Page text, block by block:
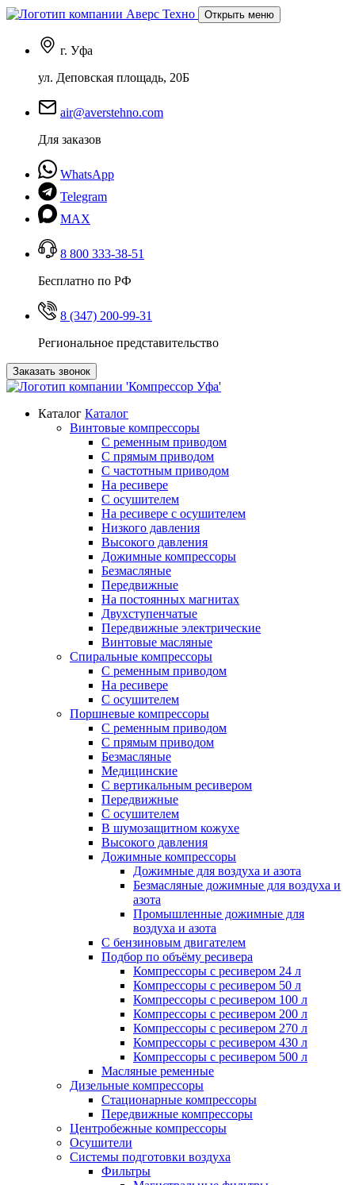
Открыть меню
г. Уфа
ул. Деповская площадь, 20Б
air@averstehno.com
Для заказов
WhatsApp
Telegram
MAX
8 800 333-38-51
Бесплатно по РФ
8 (347) 200-99-31
Региональное представительство
Заказать звонок
Каталог Каталог
Винтовые компрессоры
С ременным приводом
С прямым приводом
С частотным приводом
На ресивере
С осушителем
На ресивере с осушителем
Низкого давления
Высокого давления
Дожимные компрессоры
Безмасляные
Передвижные
На постоянных магнитах
Двухступенчатые
Передвижные электрические
Винтовые масляные
Спиральные компрессоры
С ременным приводом
На ресивере
С осушителем
Поршневые компрессоры
С ременным приводом
С прямым приводом
Безмасляные
Медицинские
С вертикальным ресивером
Передвижные
С осушителем
В шумозащитном кожухе
Высокого давления
Дожимные компрессоры
Дожимные для воздуха и азота
Безмасляные дожимные для воздуха и
азота
Промышленные дожимные для
воздуха и азота
С бензиновым двигателем
Подбор по объёму ресивера
Компрессоры с ресивером 24 л
Компрессоры с ресивером 50 л
Компрессоры с ресивером 100 л
Компрессоры с ресивером 200 л
Компрессоры с ресивером 270 л
Компрессоры с ресивером 430 л
Компрессоры с ресивером 500 л
Масляные ременные
Дизельные компрессоры
Стационарные компрессоры
Передвижные компрессоры
Центробежные компрессоры
Осушители
Системы подготовки воздуха
Фильтры